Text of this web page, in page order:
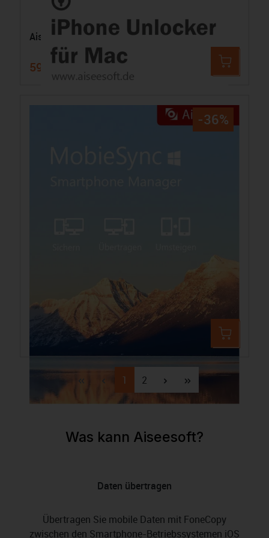
Aiseesoft iPhone Unlocker für Mac - 6 Geräte
59,99 €
-36%
Aiseesoft Mobie Sync
74,32 €
Seite
1 Seite
2
Was kann Aiseesoft?
Daten übertragen
Übertragen Sie mobile Daten mit FoneCopy
zwischen den Smartphone-Betriebssystemen iOS